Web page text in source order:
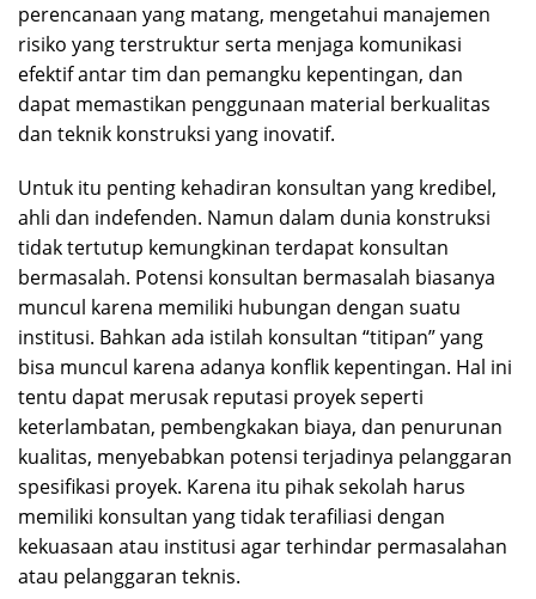
perencanaan yang matang, mengetahui manajemen
risiko yang terstruktur serta menjaga komunikasi
efektif antar tim dan pemangku kepentingan, dan
dapat memastikan penggunaan material berkualitas
dan teknik konstruksi yang inovatif.
Untuk itu penting kehadiran konsultan yang kredibel,
ahli dan indefenden. Namun dalam dunia konstruksi
tidak tertutup kemungkinan terdapat konsultan
bermasalah. Potensi konsultan bermasalah biasanya
muncul karena memiliki hubungan dengan suatu
institusi. Bahkan ada istilah konsultan “titipan” yang
bisa muncul karena adanya konflik kepentingan. Hal ini
tentu dapat merusak reputasi proyek seperti
keterlambatan, pembengkakan biaya, dan penurunan
kualitas, menyebabkan potensi terjadinya pelanggaran
spesifikasi proyek. Karena itu pihak sekolah harus
memiliki konsultan yang tidak terafiliasi dengan
kekuasaan atau institusi agar terhindar permasalahan
atau pelanggaran teknis.